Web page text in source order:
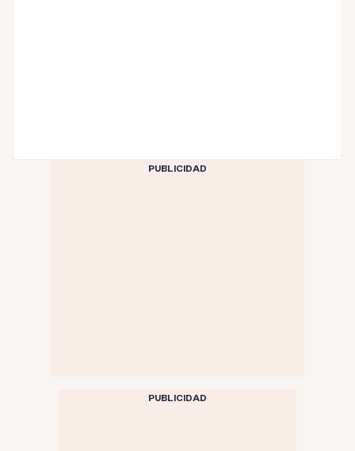
PUBLICIDAD
PUBLICIDAD